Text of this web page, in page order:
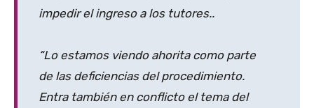
impedir el ingreso a los tutores..
“Lo estamos viendo ahorita como parte
de las deficiencias del procedimiento.
Entra también en conflicto el tema del